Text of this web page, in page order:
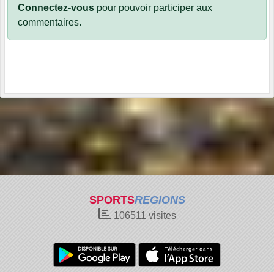
Connectez-vous pour pouvoir participer aux
commentaires.
SPORTSREGIONS
106511 visites